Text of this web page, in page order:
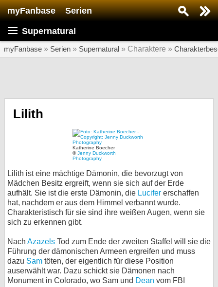
myFanbase Serien
Supernatural
myFanbase » Serien » Supernatural » Charaktere »
Lilith
Katherine Boecher
©Jenny Duckworth
Photography
Lilith ist eine mächtige Dämonin, die bevorzugt von
Mädchen Besitz ergreift, wenn sie sich auf der Erde
aufhält. Sie ist die erste Dämonin, die Lucifer erschaffen
hat, nachdem er aus dem Himmel verbannt wurde.
Charakteristisch für sie sind ihre weißen Augen, wenn sie
sich zu erkennen gibt.
Nach Azazels Tod zum Ende der zweiten Staffel will sie die
Führung der dämonischen Armeen ergreifen und muss
dazu Sam töten, der eigentlich für diese Position
auserwählt war. Dazu schickt sie Dämonen nach
Monument in Colorado, wo Sam und Dean vom FBI
Serie suchen...
SERIEN
KULTUR
Specials
SERVICE
Gewinnspiele
Forum
bei Facebook
Kontakt